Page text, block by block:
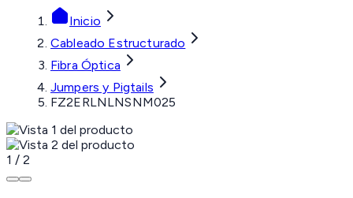
Inicio
Cableado Estructurado
Fibra Óptica
Jumpers y Pigtails
FZ2ERLNLNSNM025
1 / 2